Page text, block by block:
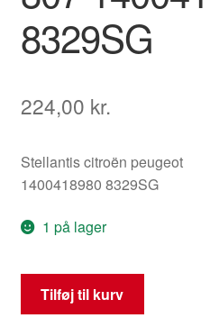
8329SG
224,00 kr.
Stellantis citroën peugeot
1400418980 8329SG
1 på lager
Airbag
Tilføj til kurv